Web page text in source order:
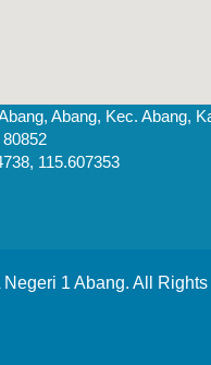
Abang, Kec. Abang,
115.607353
1 Abang. All Rights